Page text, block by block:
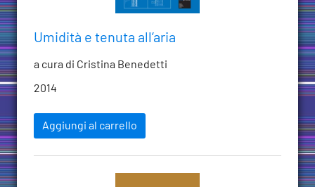
Umidità e tenuta all’aria
a cura di Cristina Benedetti
2014
Aggiungi al carrello